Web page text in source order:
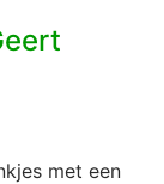
met een